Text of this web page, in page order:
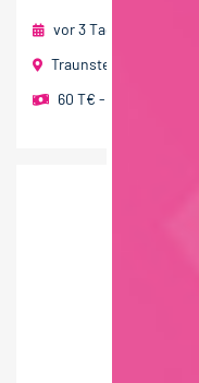
vor 3 Tagen
Traunstein
60 T€ - 80 T€ pro Jahr